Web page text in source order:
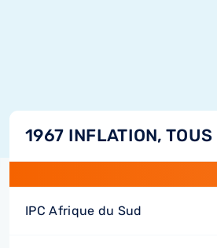
1967 INFLATION, TOUS
IPC Afrique du Sud